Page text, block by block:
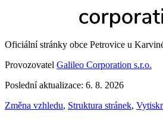
Oficiální stránky obce Petrovice u
Provozovatel Galileo Corporation s.r.o.
Poslední aktualizace: 6. 8. 2026
Změna vzhledu, Struktura stránek,